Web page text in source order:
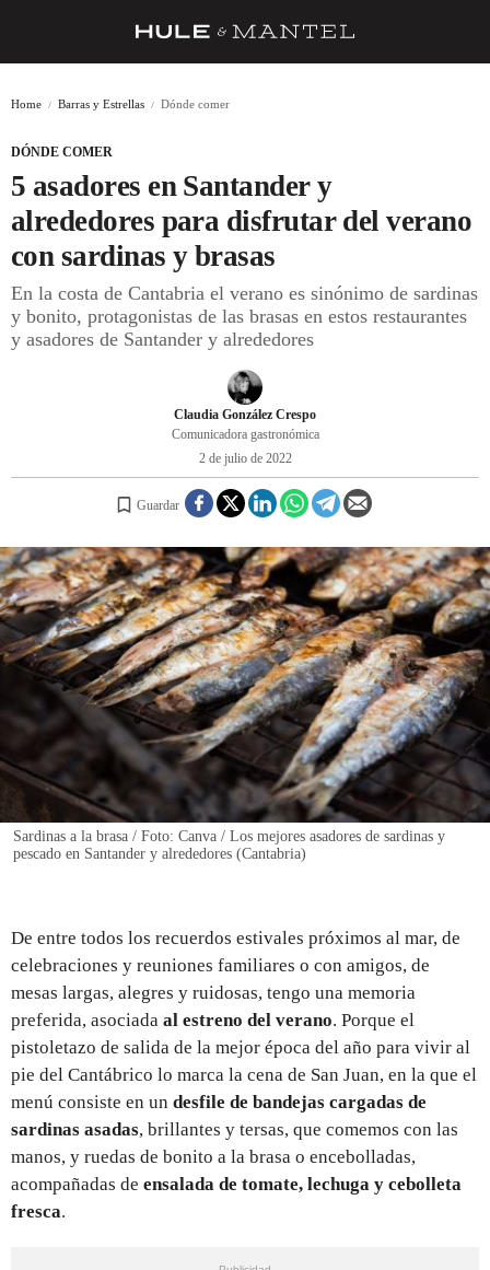
BARRAS Y ESTRELLAS
DÓNDE COMER
ÍDOLOS DE MESAS
CUADERNO DE VIAJE
REGISTRO
INICIAR SESIÓN
Home Barras y Estrellas Dónde comer
DÓNDE COMER
5 asadores en Santander y
alrededores para disfrutar del verano
con sardinas y brasas
En la costa de Cantabria el verano es sinónimo de sardinas
y bonito, protagonistas de las brasas en estos restaurantes
y asadores de Santander y alrededores
Claudia González Crespo
Comunicadora gastronómica
2 de julio de 2022
Guardar
Sardinas a la brasa / Foto: Canva / Los mejores asadores de sardinas y
pescado en Santander y alrededores (Cantabria)
De entre todos los recuerdos estivales próximos al mar, de
celebraciones y reuniones familiares o con amigos, de
mesas largas, alegres y ruidosas, tengo una memoria
preferida, asociada al estreno del verano. Porque el
pistoletazo de salida de la mejor época del año para vivir al
pie del Cantábrico lo marca la cena de San Juan, en la que el
menú consiste en un desfile de bandejas cargadas de
sardinas asadas, brillantes y tersas, que comemos con las
manos, y ruedas de bonito a la brasa o encebolladas,
acompañadas de ensalada de tomate, lechuga y cebolleta
fresca.